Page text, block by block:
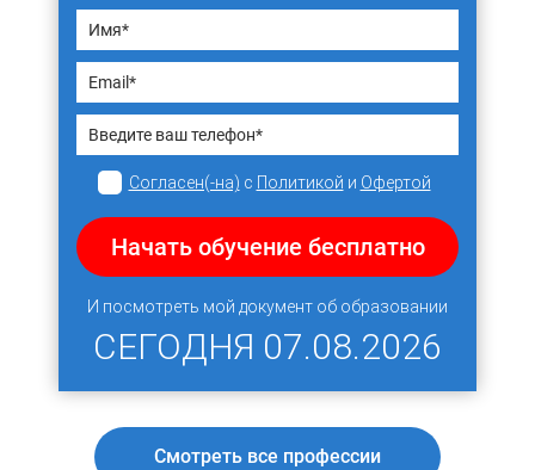
Согласен(-на) с Политикой и Офертой
Начать обучение бесплатно
И посмотреть мой документ об образовании
СЕГОДНЯ 07.08.2026
Смотреть все профессии